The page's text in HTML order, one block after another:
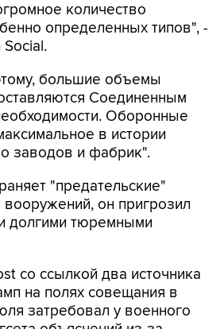
количество
определенных типов", -
Social.
большие объемы
Соединенным
Оборонные
в истории
заводов и фабрик".
"предательские"
он пригрозил
долгими тюремными
со ссылкой два источника
на полях совещания в
затребовал у военного